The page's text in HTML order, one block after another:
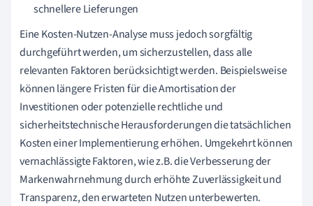
schnellere Lieferungen
Eine Kosten-Nutzen-Analyse muss jedoch sorgfältig
durchgeführt werden, um sicherzustellen, dass alle
relevanten Faktoren berücksichtigt werden. Beispielsweise
können längere Fristen für die Amortisation der
Investitionen oder potenzielle rechtliche und
sicherheitstechnische Herausforderungen die tatsächlichen
Kosten einer Implementierung erhöhen. Umgekehrt können
vernachlässigte Faktoren, wie z.B. die Verbesserung der
Markenwahrnehmung durch erhöhte Zuverlässigkeit und
Transparenz, den erwarteten Nutzen unterbewerten.